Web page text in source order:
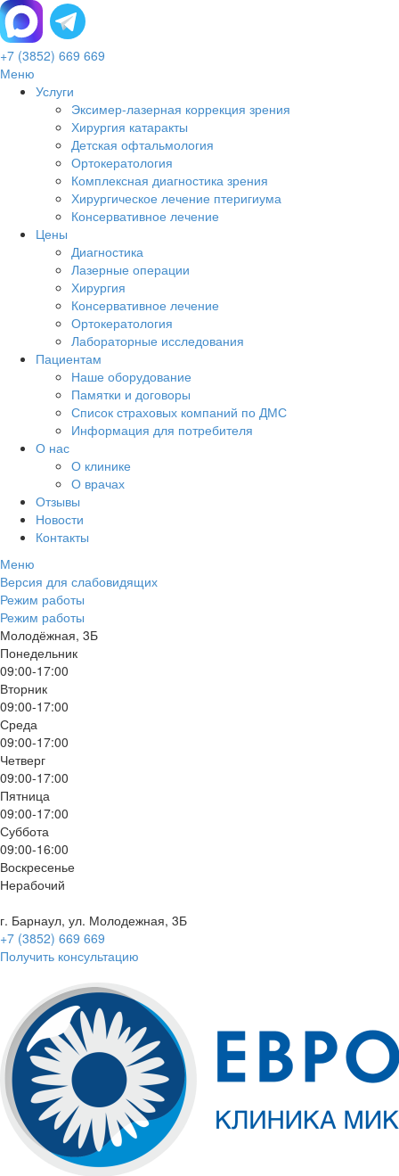
+7 (3852) 669 669
Меню
Услуги
Эксимер-лазерная коррекция зрения
Хирургия катаракты
Детская офтальмология
Ортокератология
Комплексная диагностика зрения
Хирургическое лечение птеригиума
Консервативное лечение
Цены
Диагностика
Лазерные операции
Хирургия
Консервативное лечение
Ортокератология
Лабораторные исследования
Пациентам
Наше оборудование
Памятки и договоры
Список страховых компаний по ДМС
Информация для потребителя
О нас
О клинике
О врачах
Отзывы
Новости
Контакты
Меню
Версия для слабовидящих
Режим работы
Режим работы
Молодёжная, 3Б
Понедельник
09:00-17:00
Вторник
09:00-17:00
Среда
09:00-17:00
Четверг
09:00-17:00
Пятница
09:00-17:00
Суббота
09:00-16:00
Воскресенье
Нерабочий
г. Барнаул, ул. Молодежная, 3Б
+7 (3852) 669 669
Получить консультацию